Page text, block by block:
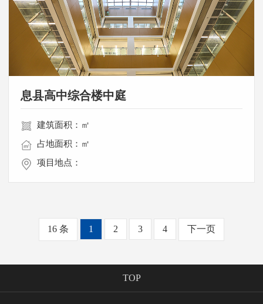
息县高中综合楼中庭
建筑面积：㎡
占地面积：㎡
项目地点：
16 条 1 2 3 4 下一页
TOP